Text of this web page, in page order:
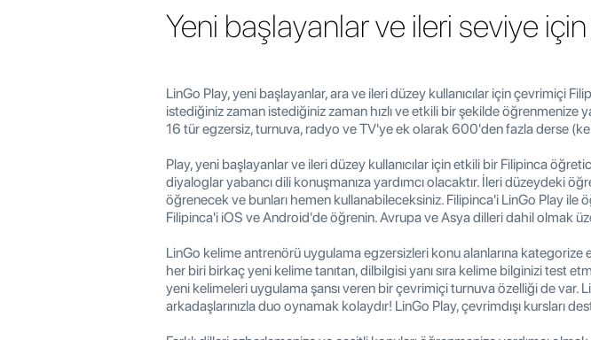
Yeni başlayanlar ve ileri seviye
LinGo Play, yeni başlayanlar, ara ve ileri düzey kullanıcılar için çevrimiçi
istediğiniz zaman istediğiniz zaman hızlı ve etkili bir şekilde
16 tür egzersiz, turnuva, radyo ve TV'ye ek olarak 600'den fazla derse
Play, yeni başlayanlar ve ileri düzey kullanıcılar için etkili bir Filipinca
diyaloglar yabancı dili konuşmanıza yardımcı olacaktır. İleri düzeydeki
öğrenecek ve bunları hemen kullanabileceksiniz. Filipinca'i LinGo Play
Filipinca'i iOS ve Android'de öğrenin. Avrupa ve Asya dilleri dahil olmak
LinGo kelime antrenörü uygulama egzersizleri konu alanlarına
her biri birkaç yeni kelime tanıtan, dilbilgisi yanı sıra kelime bilginizi test
yeni kelimeleri uygulama şansı veren bir çevrimiçi turnuva özelliği de var.
arkadaşlarınızla duo oynamak kolaydır! LinGo Play, çevrimdışı kursları